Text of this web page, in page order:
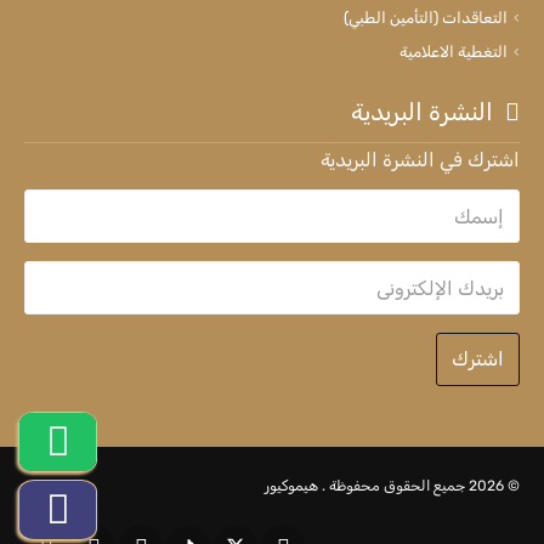
التعاقدات (التأمين الطبي)
التغطية الاعلامية
النشرة البريدية
اشترك في النشرة البريدية
اشترك
© 2026 جميع الحقوق محفوظة . هيموكيور